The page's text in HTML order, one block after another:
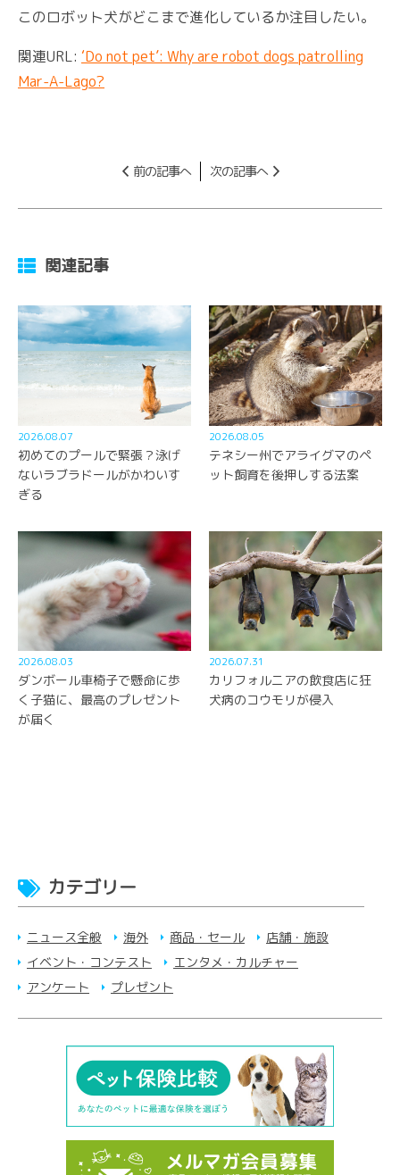
このロボット犬がどこまで進化しているか注目したい。
関連URL: ‘Do not pet’: Why are robot dogs patrolling
Mar-A-Lago?
前の記事へ 次の記事へ
関連記事
2026.08.07
初めてのプールで緊張？泳げ
ないラブラドールがかわいす
ぎる
2026.08.05
テネシー州でアライグマのペ
ット飼育を後押しする法案
2026.08.03
ダンボール車椅子で懸命に歩
く子猫に、最高のプレゼント
が届く
2026.07.31
カリフォルニアの飲食店に狂
犬病のコウモリが侵入
カテゴリー
ニュース全般 海外 商品・セール
店舗・施設
イベント・コンテスト
エンタメ・カルチャー
アンケート
プレゼント